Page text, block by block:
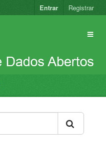
Entrar Registrar